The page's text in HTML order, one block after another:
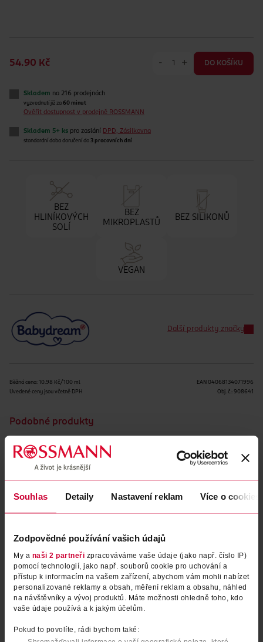
Souhlas Detaily Nastavení reklam Více o cookies
Zodpovědné používání vašich údajů
My a naši 2 partneři zpracováváme vaše údaje (jako např. číslo IP)
pomocí technologií, jako např. souborů cookie pro uchování a
přístup k informacím na vašem zařízení, abychom vám mohli nabízet
personalizované reklamy a obsah, měření reklam a obsahu, náhled
na návštěvníky a vývoj produktů. Máte možnosti ohledně toho, kdo
vaše údaje používá a k jakým účelům.
Pokud to povolíte, rádi bychom také:
54.90 Kč - + DO KOŠÍKU
Skladem na 216 prodejnách
vyzvednutí již za 60 minut
Ověřit dostupnost v prodejně ROSSMANN
Skladem 5+ ks pro zaslání DPD, Zásilkovna
standardní doba doručení do 3 pracovních dní
BEZ
HLINÍKOVÝCH
SOLÍ
BEZ
MIKROPLASTŮ
BEZ SILIKONŮ
VEGAN
Další produkty značky
Běžná cena: 10.98 Kč/100 ml
Uvedené ceny jsou včetně DPH
EAN 04068134071996
Obj. č.: 908641
Podobné produkty
Sprchový gel a šampon Frozen
129 Kč
Sprchový gel a šampon
Spiderman 2D